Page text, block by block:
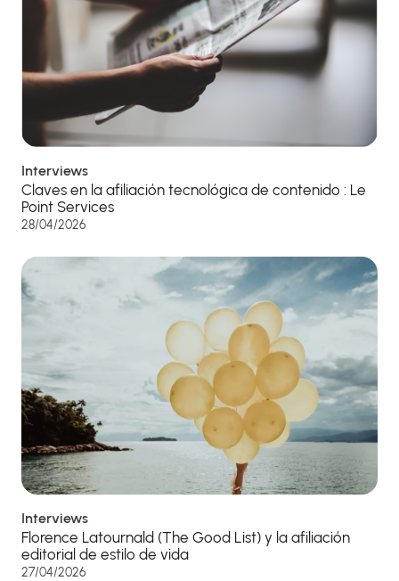
Interviews
Claves en la afiliación tecnológica de contenido : Le
Point Services
28/04/2026
Interviews
Florence Latournald (The Good List) y la afiliación
editorial de estilo de vida
27/04/2026